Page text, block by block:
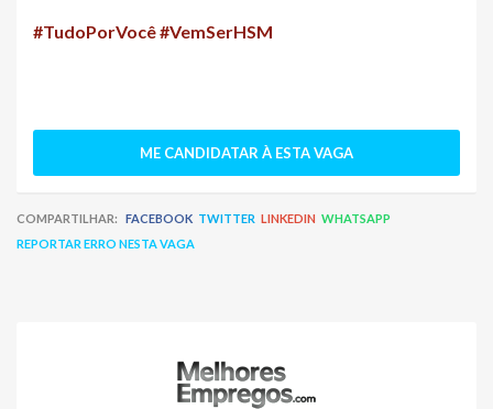
#TudoPorVocê #VemSerHSM
ME CANDIDATAR À ESTA VAGA
COMPARTILHAR: FACEBOOK TWITTER LINKEDIN WHATSAPP
REPORTAR ERRO NESTA VAGA